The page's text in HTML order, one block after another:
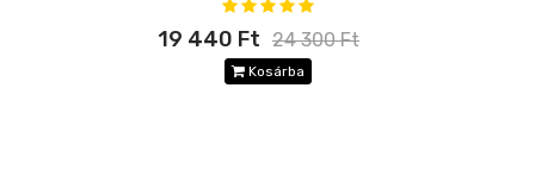
19 440 Ft 24 300 Ft
Kosárba